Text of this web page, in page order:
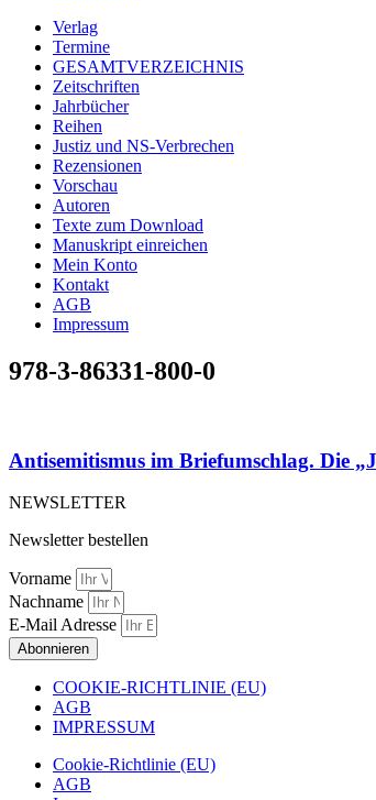
Verlag
Termine
GESAMTVERZEICHNIS
Zeitschriften
Jahrbücher
Reihen
Justiz und NS-Verbrechen
Rezensionen
Vorschau
Autoren
Texte zum Download
Manuskript einreichen
Mein Konto
Kontakt
AGB
Impressum
978-3-86331-800-0
Antisemitismus im Briefumschlag. Die
NEWSLETTER
Newsletter bestellen
Vorname
Nachname
E-Mail Adresse
Abonnieren
COOKIE-RICHTLINIE (EU)
AGB
IMPRESSUM
Cookie-Richtlinie (EU)
AGB